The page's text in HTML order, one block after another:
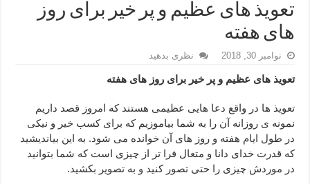
دعای حفظ جان عزیزان از بلا در سفر – دعا برای رفع حوادث بد روزانه
انواع ذکرهای الهی و خواص آن – مجرب ترین ذکرها برای برآوردن
دعای روزی و رفع فقر – دعای مجرب برای گشایش مالی و برکت در کار
دعای قوی برای حاجات دنیا و آخرت – حاجت روایی و رفع مشکلات
ختم سوره تکاثر برای جذب ثروت – خواص و برکات سوره تکاثر
دعا قدرت و توانمندی – دعا برای افزایش انرژی بدن و قدرت بازو
دعای ابودردا برای در امان ماندن از بلا – دعای ایمنی از سوختن
تعبیر خواب خانه – تعبیر خواب خانه جدید
تعویذ های عظیم و پر خیر برای روز
های هفته
نوامبر 30, 2018 نظری بدهید
تعویذ های عظیم و پر خیر برای روز های هفته
تعویذ ها در واقع دعا هایی عظیمی هستند که امروز قصد داریم
نمونه ی روزانه آن را به شما بیاموزیم که برای کسب خیر و نیکی
در طول ایام هفته و روز های آن خوانده می شود. به این بیاندیشید
که قدرت خدای دانا و متعال فرا تر از چیزی است که شما بتوانید
در موردش چیزی را حتی تصور کنید و به تصویر بکشید.